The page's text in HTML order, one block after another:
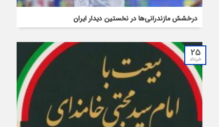
درخشش مازندرانی‌ها در نخستین دیدار ایران
25
خرداد